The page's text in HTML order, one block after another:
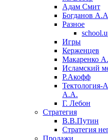
Адам Смит
Богданов
Разное
Игры
Керженцев
Макаренко
Исламский
Р.Акофф
Тектология-
А.А.
​Г. Лебон
Стратегия
В.В.Путин
​Стратегия
Продажи